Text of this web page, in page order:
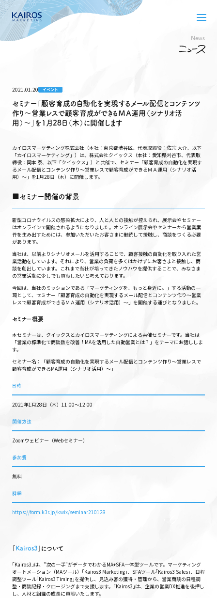
News
2021.01.20 イベント
セミナー「顧客育成の自動化を実現するメール配信とコンテンツ
作り〜営業レスで顧客育成ができるＭＡ運用（シナリオ活
用）〜」を1月28日（木）に開催します
カイロスマーケティング株式会社（本社：東京都渋谷区、代表取締役：佐宗 大介、以下
「カイロスマーケティング」）は、株式会社クイックス（本社：愛知県刈谷市、代表取
締役：岡本 泰、以下「クイックス」）と共催で、セミナー「顧客育成の自動化を実現す
るメール配信とコンテンツ作り〜営業レスで顧客育成ができるＭＡ運用（シナリオ活
用）〜」を1月28日（木）に開催します。
■セミナー開催の背景
新型コロナウイルスの感染拡大により、人と人との接触が控えられ、展示会やセミナー
はオンラインで開催されるようになりました。オンライン展示会やセミナーから営業案
件を生み出すためには、参加いただいたお客さまに継続して接触し、商談をつくる必要
があります。
当社は、以前よりシナリオメールを活用することで、顧客接触の自動化を取り入れた営
業活動をしています。それにより、営業の負荷を多くはかけずにお客さまと接触し、商
談を創出しています。これまで当社が培ってきたノウハウを提供することで、みなさま
の営業活動に少しでも貢献したいと考えております。
今回は、当社のミッションである「マーケティングを、もっと身近に。」する活動の一
環として、セミナー「顧客育成の自動化を実現するメール配信とコンテンツ作り〜営業
レスで顧客育成ができるＭＡ運用（シナリオ活用）〜」を開催する運びとなりました。
セミナー概要
本セミナーは、クイックスとカイロスマーケティングによる共催セミナーです。当社は
「営業の標準化で商談数を改善！MAを活用した自動営業とは？」をテーマにお話ししま
す。
セミナー名：「顧客育成の自動化を実現するメール配信とコンテンツ作り〜営業レスで
顧客育成ができるMA運用（シナリオ活用）〜」
日時
2021年1月28日（木）11:00〜12:00
開催方法
Zoomウェビナー（Webセミナー）
参加費
無料
詳細
https://form.k3r.jp/kwix/seminar210128
Kairos3 ｣について
｢Kairos3｣は、"次の一手"がデータでわかるMA+SFA一体型ツールです。マーケティング
オートメーション（MAツール）｢Kairos3 Marketing｣、SFAツール｢Kairos3 Sales｣、日程
調整ツール｢Kairos3 Timing｣を提供し、見込み客の獲得・管理から、営業商談の日程調
整・商談記録・クロージングまで支援します。｢Kairos3｣は、企業の営業DX推進を後押し
し、人材と組織の成長に貢献いたします。